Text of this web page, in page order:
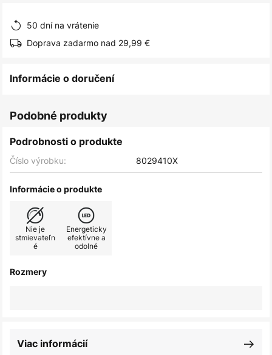
50 dní na vrátenie
Doprava zadarmo nad 29,99 €
Informácie o doručení
Podobné produkty
Podrobnosti o produkte
Číslo výrobku: 8029410X
Informácie o produkte
Nie je
stmievateľn
é
Energeticky
efektívne a
odolné
Rozmery
Viac informácií